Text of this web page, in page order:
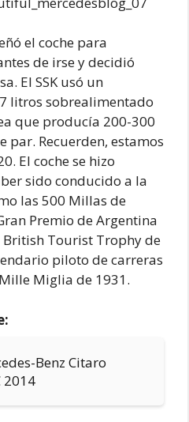
el coche para
de irse y decidió
El SSK usó un
litros sobrealimentado
que producía 200-300
par. Recuerden, estamos
El coche se hizo
sido conducido a la
las 500 Millas de
Premio de Argentina
Tourist Trophy de
piloto de carreras
Miglia de 1931.
Benz Citaro
2014